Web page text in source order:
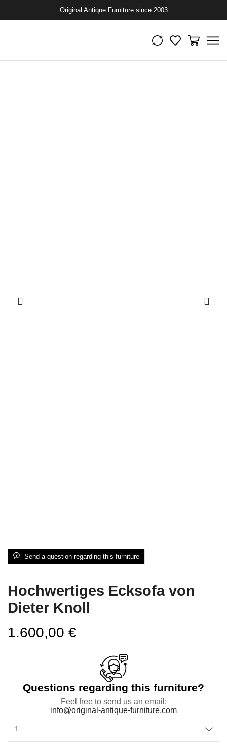
Original Antique Furniture since 2003
Send a question regarding this furniture
Hochwertiges Ecksofa von
Dieter Knoll
1.600,00 €
Questions regarding this furniture?
Feel free to send us an email:
info@original-antique-furniture.com